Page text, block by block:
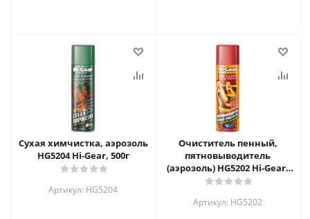
Сухая химчистка, аэрозоль
HG5204 Hi-Gear, 500г
Артикул: HG5204
Очиститель пенный,
пятновыводитель
(аэрозоль) HG5202 Hi-Gear,
623г
Артикул: HG5202